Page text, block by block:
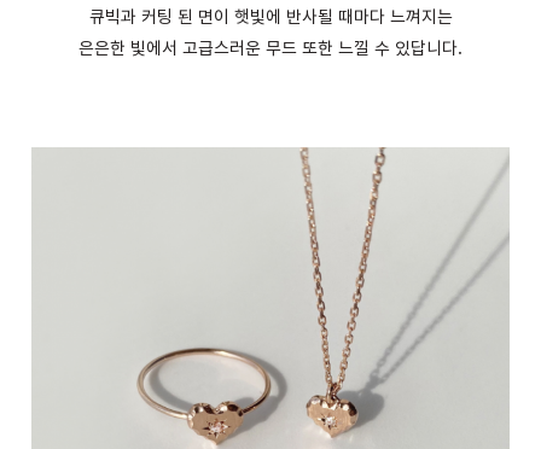
큐빅과 커팅 된 면이 햇빛에 반사될 때마다 느껴지는
은은한 빛에서 고급스러운 무드 또한 느낄 수 있답니다.